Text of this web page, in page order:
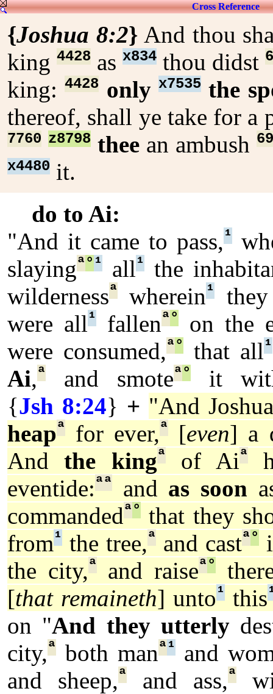
Cross Reference
{Joshua 8:2}And thou
king 4428 as x834 thou didst
king:4428 onlyx7535 the
thereof, shall ye take for a
7760 z8798theean ambush
x4480 it.
do to Ai:
"And it came to pass,¹
slayingª° ¹ all¹
the
wildernessª wherein¹
were all¹fallenª°on the
were consumed,ª° that all¹
Ai,ª and smoteª°
it
{Jsh 8:24} + "And
heapª for ever,ª [even] a
Andthe kingª of Aiª
eventide:ªª and as soon
commandedª° that they
from¹ the tree,ª and castª°
the city,ª and raiseª°
[that remaineth] unto¹ this
on "And they utterly
city,ª both manª¹and
and sheep,ª and ass,ª